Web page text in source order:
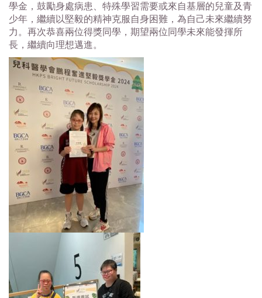
學金，鼓勵身處病患、特殊學習需要或來自基層的兒童及青
少年，繼續以堅毅的精神克服自身困難，為自己未來繼續努
力。再次恭喜兩位得獎同學，期望兩位同學未來能發揮所
長，繼續向理想邁進。